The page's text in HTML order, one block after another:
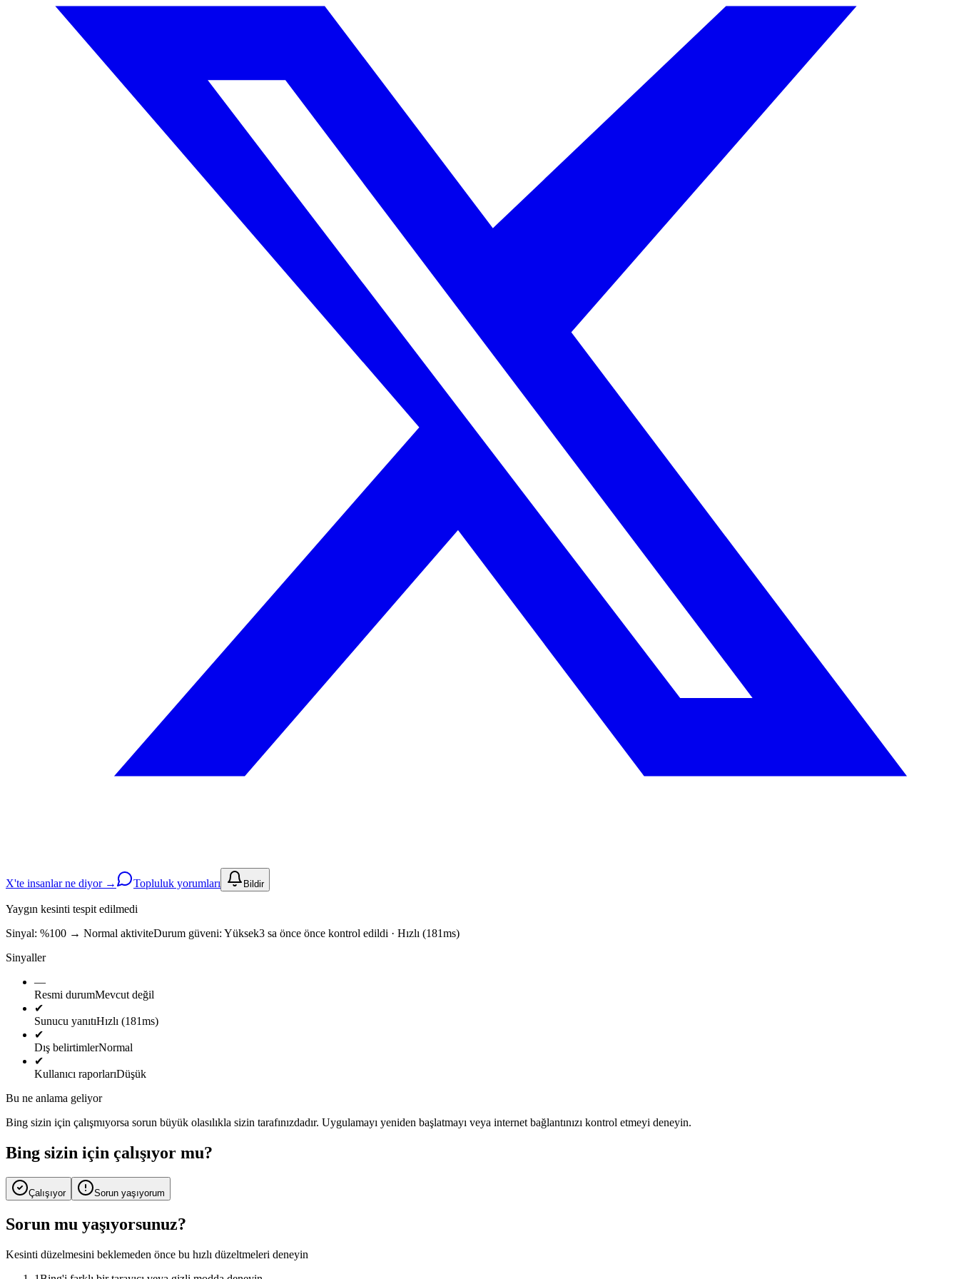
X'te insanlar ne diyor → Topluluk yorumları Bildir
Yaygın kesinti tespit edilmedi
Sinyal: %100 → Normal aktiviteDurum güveni: Yüksek3 sa önce önce kontrol edildi · Hızlı (181ms)
Sinyaller
—
Resmi durumMevcut değil
✔
Sunucu yanıtıHızlı (181ms)
✔
Dış belirtimlerNormal
✔
Kullanıcı raporlarıDüşük
Bu ne anlama geliyor
Bing sizin için çalışmıyorsa sorun büyük olasılıkla sizin tarafınızdadır. Uygulamayı yeniden başlatmayı veya internet bağlantınızı kontrol etmeyi deneyin.
Bing sizin için çalışıyor mu?
Çalışıyor Sorun yaşıyorum
Sorun mu yaşıyorsunuz?
Kesinti düzelmesini beklemeden önce bu hızlı düzeltmeleri deneyin